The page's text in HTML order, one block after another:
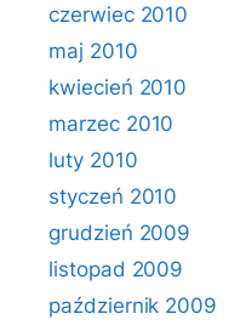
czerwiec 2010
maj 2010
kwiecień 2010
marzec 2010
luty 2010
styczeń 2010
grudzień 2009
listopad 2009
październik 2009